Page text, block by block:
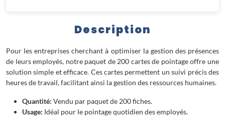
Description
Pour les entreprises cherchant à optimiser la gestion des présences
de leurs employés, notre paquet de 200 cartes de pointage offre une
solution simple et efficace. Ces cartes permettent un suivi précis des
heures de travail, facilitant ainsi la gestion des ressources humaines.
Quantité: Vendu par paquet de 200 fiches.
Usage: Idéal pour le pointage quotidien des employés.